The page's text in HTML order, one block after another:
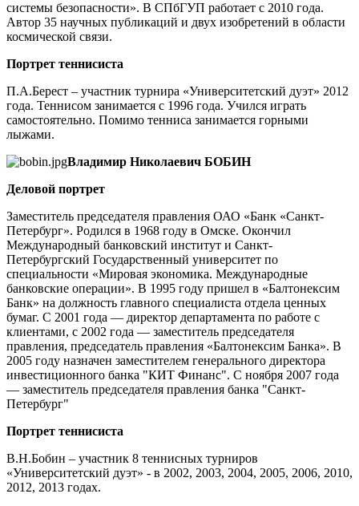
системы безопасности». В СПбГУП работает с 2010 года.
Автор 35 научных публикаций и двух изобретений в области
космической связи.
Портрет теннисиста
П.А.Берест – участник турнира «Университетский дуэт» 2012
года. Теннисом занимается с 1996 года. Учился играть
самостоятельно. Помимо тенниса занимается горными
лыжами.
Владимир Николаевич БОБИН
Деловой портрет
Заместитель председателя правления ОАО «Банк «Санкт-
Петербург». Родился в 1968 году в Омске. Окончил
Международный банковский институт и Санкт-
Петербургский Государственный университет по
специальности «Мировая экономика. Международные
банковские операции». В 1995 году пришел в «Балтонексим
Банк» на должность главного специалиста отдела ценных
бумаг. С 2001 года — директор департамента по работе с
клиентами, с 2002 года — заместитель председателя
правления, председатель правления «Балтонексим Банка». В
2005 году назначен заместителем генерального директора
инвестиционного банка "КИТ Финанс". С ноября 2007 года
— заместитель председателя правления банка "Санкт-
Петербург"
Портрет теннисиста
В.Н.Бобин – участник 8 теннисных турниров
«Университетский дуэт» - в 2002, 2003, 2004, 2005, 2006, 2010,
2012, 2013 годах.